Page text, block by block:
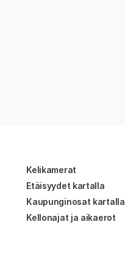
Kelikamerat
Etäisyydet kartalla
Kaupunginosat kartalla
Kellonajat ja aikaerot